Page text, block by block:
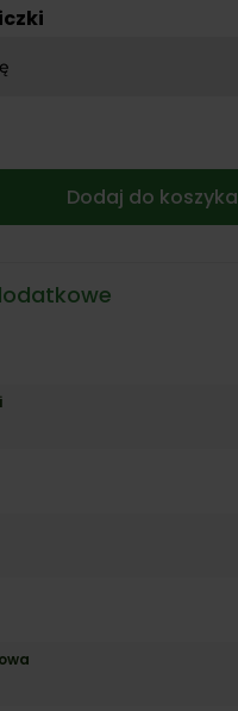
Dodaj do koszyka